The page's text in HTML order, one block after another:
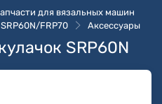
для вязальных машин
FRP70
Аксессуары
SRP60N